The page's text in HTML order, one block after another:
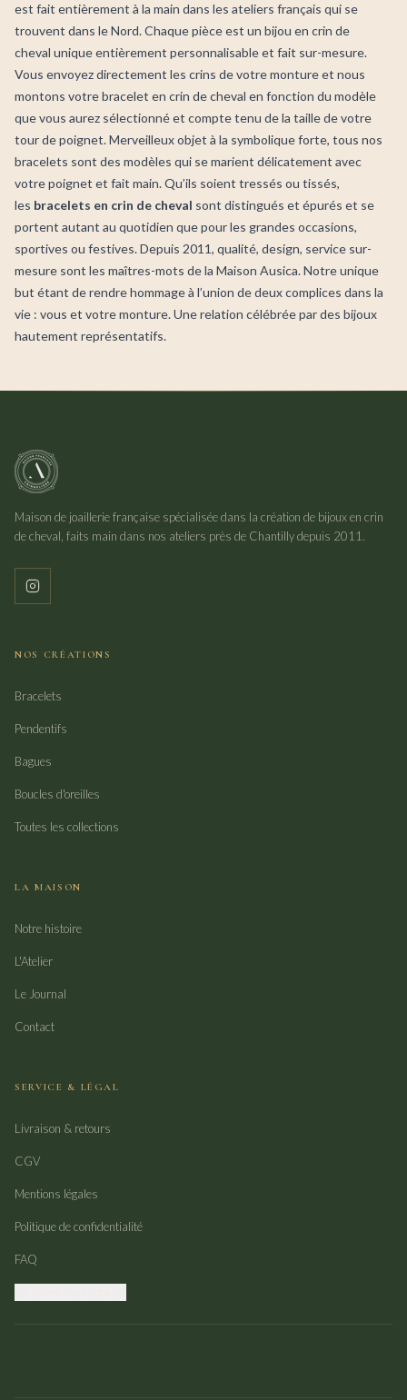
est fait entièrement à la main dans les ateliers français qui se
trouvent dans le Nord. Chaque pièce est un bijou en crin de
cheval unique entièrement personnalisable et fait sur-mesure.
Vous envoyez directement les crins de votre monture et nous
montons votre bracelet en crin de cheval en fonction du modèle
que vous aurez sélectionné et compte tenu de la taille de votre
tour de poignet. Merveilleux objet à la symbolique forte, tous nos
bracelets sont des modèles qui se marient délicatement avec
votre poignet et fait main. Qu’ils soient tressés ou tissés,
les bracelets en crin de cheval sont distingués et épurés et se
portent autant au quotidien que pour les grandes occasions,
sportives ou festives. Depuis 2011, qualité, design, service sur-
mesure sont les maîtres-mots de la Maison Ausica. Notre unique
but étant de rendre hommage à l’union de deux complices dans la
vie : vous et votre monture. Une relation célébrée par des bijoux
hautement représentatifs.
Maison de joaillerie française spécialisée dans la création de bijoux en crin
de cheval, faits main dans nos ateliers près de Chantilly depuis 2011.
NOS CRÉATIONS
Bracelets
Pendentifs
Bagues
Boucles d'oreilles
Toutes les collections
LA MAISON
Notre histoire
L'Atelier
Le Journal
Contact
SERVICE & LÉGAL
Livraison & retours
CGV
Mentions légales
Politique de confidentialité
FAQ